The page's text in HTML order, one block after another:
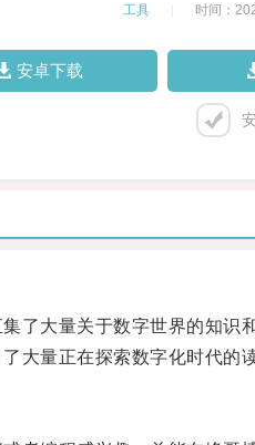
工具 时间：
安卓下载
大量关于数字世界的知识和
量正在探索数字化时代的读